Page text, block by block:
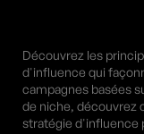
Découvrez les
d'influence qui
campagnes basées
de niche, découvrez
stratégie d'influence